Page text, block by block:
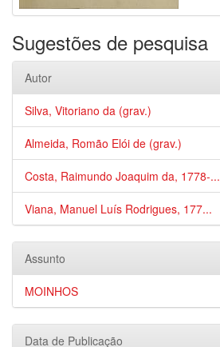
Sugestões de pesquisa
Autor
Silva, Vitoriano da (grav.)
Almeida, Romão Elói de (grav.)
Costa, Raimundo Joaquim da, 1778-...
Viana, Manuel Luís Rodrigues, 177...
Assunto
MOINHOS
Data de Publicação